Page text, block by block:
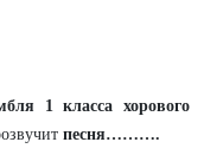
1 класса хорового
песня……….